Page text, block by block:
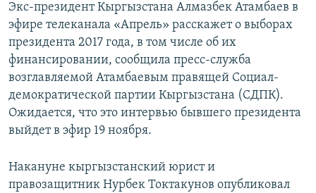
Экс-президент Кыргызстана Алмазбек Атамбаев в
эфире телеканала «Апрель» расскажет о выборах
президента 2017 года, в том числе об их
финансировании, сообщила пресс-служба
возглавляемой Атамбаевым правящей Социал-
демократической партии Кыргызстана (СДПК).
Ожидается, что это интервью бывшего президента
выйдет в эфир 19 ноября.
Накануне кыргызстанский юрист и
правозащитник Нурбек Токтакунов опубликовал